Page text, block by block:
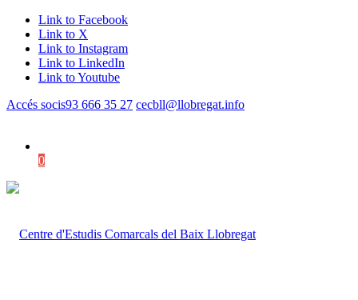
Link to Facebook
Link to X
Link to Instagram
Link to LinkedIn
Link to Youtube
Accés socis93 666 35 27 cecbll@llobregat.info
0